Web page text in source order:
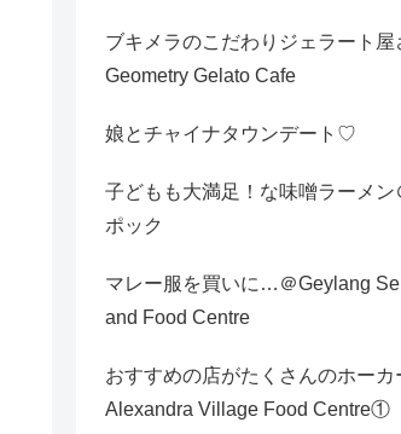
ブキメラのこだわりジェラート屋
Geometry Gelato Cafe
娘とチャイナタウンデート♡
子どもも大満足！な味噌ラーメン
ポック
マレー服を買いに…＠Geylang
and Food Centre
おすすめの店がたくさんのホーカ
Alexandra Village Food Centre①